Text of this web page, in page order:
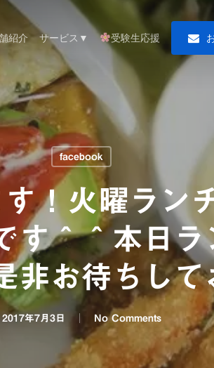
紹介 サービス▼ 受験生応援
facebook
！火曜ラン
す＾＾本日ラ
お待ちして
2017年7月3日 No Comments